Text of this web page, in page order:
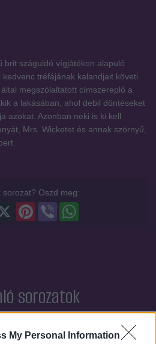
My Personal Information
brit száguldó vígjátékon alapuló
tréfájának kalandjait követi
megszólaltatott címszereplő a
a lakásában, ahol debil döntéseket
azokat. Azonban neki is ki kell
Mrs. Wicketet és annak szörnyű,
sorozat? Oszd meg:
Viber
Pinterest
sorozatok
SOROZAT